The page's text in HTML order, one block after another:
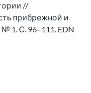
//
прибрежной и
1. С. 96–111. EDN